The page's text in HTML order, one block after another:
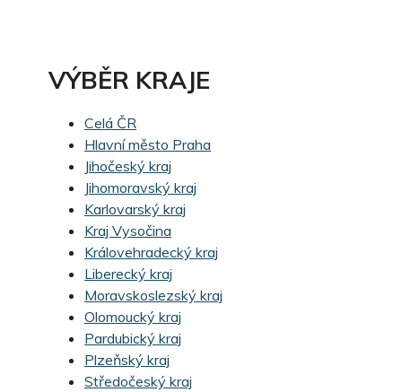
VÝBĚR KRAJE
Celá ČR
Hlavní město Praha
Jihočeský kraj
Jihomoravský kraj
Karlovarský kraj
Kraj Vysočina
Královehradecký kraj
Liberecký kraj
Moravskoslezský kraj
Olomoucký kraj
Pardubický kraj
Plzeňský kraj
Středočeský kraj